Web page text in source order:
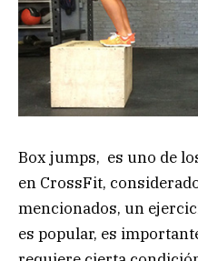
Box jumps, es uno de
en CrossFit,
mencionados, un
es popular, es